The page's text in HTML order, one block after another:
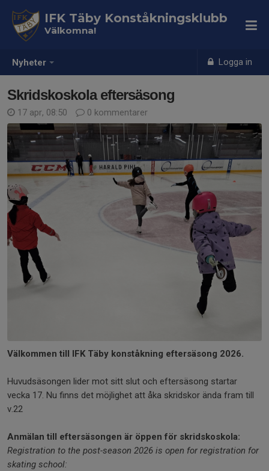
Nyheter Logga in
IFK Täby Konståkningsklubb
Välkomna!
Skridskoskola eftersäsong
17 apr, 08:50 0 kommentarer
Välkommen till IFK Täby konståkning eftersäsong 2026.
Huvudsäsongen lider mot sitt slut och eftersäsong startar
vecka 17. Nu finns det möjlighet att åka skridskor ända fram till
v.22
Anmälan till eftersäsongen är öppen för skridskoskola:
Registration to the post-season 2026 is open for registration for
skating school: